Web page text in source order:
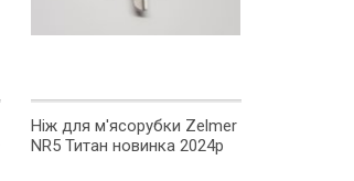
Ніж для м'ясорубки Zelmer
NR5 Титан новинка 2024р